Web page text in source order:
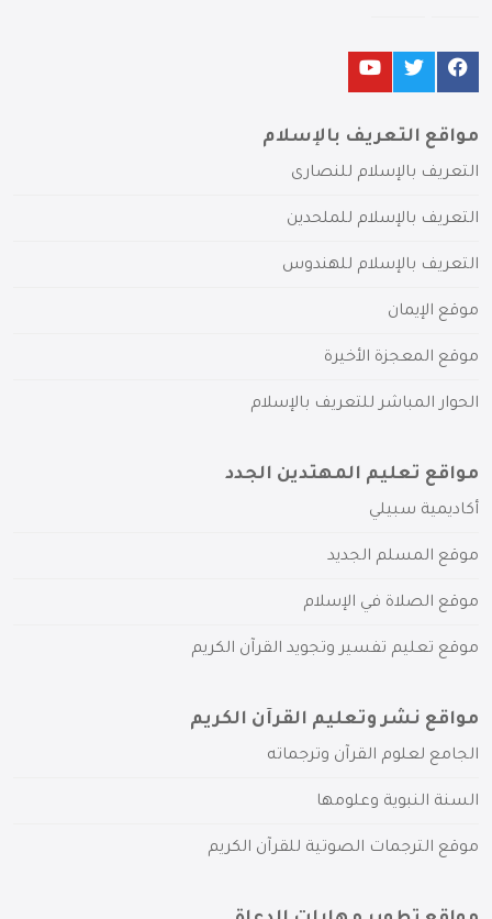
مواقع التعريف بالإسلام
التعريف بالإسلام للنصارى
التعريف بالإسلام للملحدين
التعريف بالإسلام للهندوس
موقع الإيمان
موقع المعجزة الأخيرة
الحوار المباشر للتعريف بالإسلام
مواقع تعليم المهتدين الجدد
أكاديمية سبيلي
موقع المسلم الجديد
موقع الصلاة في الإسلام
موقع تعليم تفسير وتجويد القرآن الكريم
مواقع نشر وتعليم القرآن الكريم
الجامع لعلوم القرآن وترجماته
السنة النبوية وعلومها
موقع الترجمات الصوتية للقرآن الكريم